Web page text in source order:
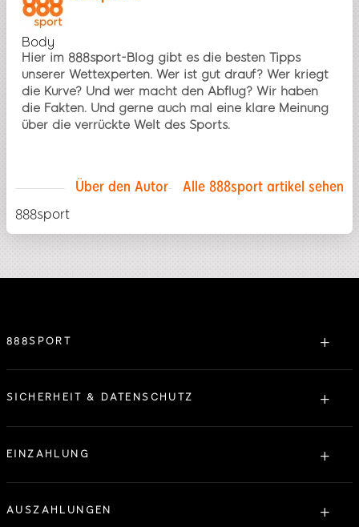
Body
Hier im 888sport-Blog gibt es die besten Tipps
unserer Wettexperten. Wer ist gut drauf? Wer kriegt
die Kurve? Und wer macht den Abflug? Wir haben
die Fakten. Und gerne auch mal eine klare Meinung
über die verrückte Welt des Sports.
Über den Autor Alle 888sport artikel sehen
888sport
888SPORT
Über uns
Lizensierung
Sitemap
Willkommensbonus
SICHERHEIT & DATENSCHUTZ
Datenschutz
Servicebedingungen
Verbindungsunterbrechungen
EINZAHLUNG
Einzahlung nicht angezeigt
Schnelleinzahlung
AUSZAHLUNGEN